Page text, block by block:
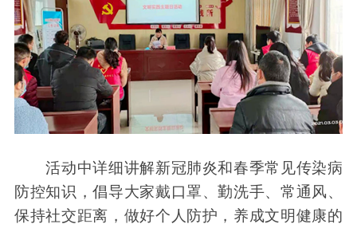
活动中详细讲解新冠肺炎和春季常见传染病
防控知识，倡导大家戴口罩、勤洗手、常通风、
保持社交距离，做好个人防护，养成文明健康的